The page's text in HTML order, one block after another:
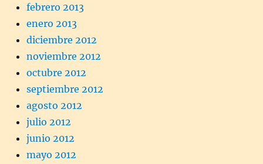
febrero 2013
enero 2013
diciembre 2012
noviembre 2012
octubre 2012
septiembre 2012
agosto 2012
julio 2012
junio 2012
mayo 2012